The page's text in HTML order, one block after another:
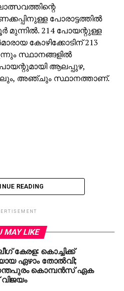
പോരാട്ടത്തില്‍
മുന്നില്‍. 214 പോയന്റുള്ള
കോഴിക്കോടിന് 213
സ്ഥാനങ്ങളില്‍
ആലപ്പുഴ,
അഞ്ചും സ്ഥാനത്താണ്.
READING
MAY LIKE
കേരള: കൊച്ചിക്ക്
ഏഴാം തോല്‍വി;
കൊമ്പന്‍സ് ഏക